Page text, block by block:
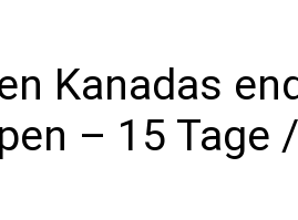
Kanadas
– 15 Tage